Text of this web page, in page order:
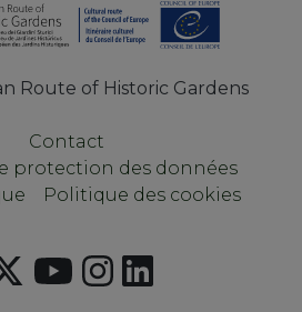
Route of Historic Gardens
Contact
protection des données
Politique des cookies